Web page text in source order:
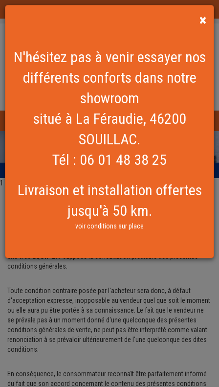
EQUIPLIT est une marque exploitée par la société La Gaillarde Equipements
GÉNÉRALES DE VENTE
1
La boutique en ligne du siteEQUIP'LITa été mise en place par la société
site webEQUIP'LITsuppose la consultation préalable des présentes
conditions générales.
Toute condition contraire posée par l'acheteur sera donc, à défaut
d'acceptation expresse, inopposable au vendeur quel que soit le moment
ou elle aura pu être portée à sa connaissance. Le fait que le vendeur ne
se prévale pas à un moment donné d'une quelconque des présentes
conditions générales de vente, ne peut pas être interprété comme valant
renonciation à se prévaloir ultérieurement de l'une quelconque des dites
conditions.
En conséquence, le consommateur reconnaît être parfaitement informé
du fait que son accord concernant le contenu des présentes conditions
×
N'hésitez pas à venir essayer nos
différents conforts dans notre
showroom
situé à La Féraudie, 46200
SOUILLAC.
Tél : 06 01 48 38 25
Livraison et installation offertes
jusqu'à 50 km.
voir conditions sur place